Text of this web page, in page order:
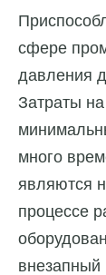
сфере
давления
Затраты
много
являются
процессе
внезапный